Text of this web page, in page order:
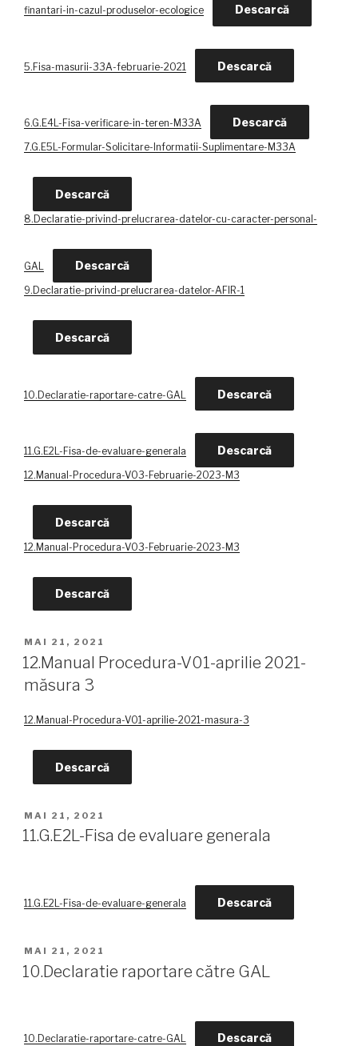
finantari-in-cazul-produselor-ecologice Descarcă
5.Fisa-masurii-33A-februarie-2021 Descarcă
6.G.E4L-Fisa-verificare-in-teren-M33A Descarcă
7.G.E5L-Formular-Solicitare-Informatii-Suplimentare-M33A
Descarcă
8.Declaratie-privind-prelucrarea-datelor-cu-caracter-personal-
GAL Descarcă
9.Declaratie-privind-prelucrarea-datelor-AFIR-1
Descarcă
10.Declaratie-raportare-catre-GAL Descarcă
11.G.E2L-Fisa-de-evaluare-generala Descarcă
12.Manual-Procedura-V03-Februarie-2023-M3
Descarcă
12.Manual-Procedura-V03-Februarie-2023-M3
Descarcă
PUBLICAT
PE
MAI 21, 2021
12.Manual Procedura-V01-aprilie 2021-
măsura 3
12.Manual-Procedura-V01-aprilie-2021-masura-3
Descarcă
PUBLICAT
PE
MAI 21, 2021
11.G.E2L-Fisa de evaluare generala
11.G.E2L-Fisa-de-evaluare-generala Descarcă
PUBLICAT
PE
MAI 21, 2021
10.Declaratie raportare către GAL
10.Declaratie-raportare-catre-GAL Descarcă